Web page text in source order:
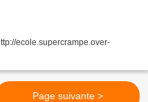
ecole.supercrampe.over-
Page suivante >